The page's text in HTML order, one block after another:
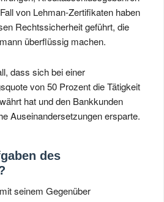
von Lehman-Zertifikaten haben
Rechtssicherheit geführt, die
überflüssig machen.
dass sich bei einer
von 50 Prozent die Tätigkeit
hat und den Bankkunden
Auseinandersetzungen ersparte.
des
seinem Gegenüber